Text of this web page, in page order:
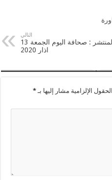
التالي
المنتشر : صحافة اليوم الجمعة 13
اذار 2020
الحقول الإلزامية مشار إليها بـ*